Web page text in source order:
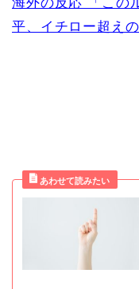
平、イチロー超え